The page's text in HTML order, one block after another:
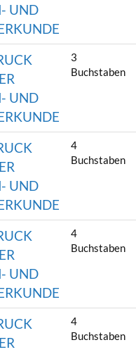
UND
UND
3
Buchstaben
UND
4
Buchstaben
UND
4
Buchstaben
4
Buchstaben